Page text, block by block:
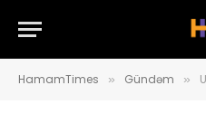
HamamTimes » Gündəm »